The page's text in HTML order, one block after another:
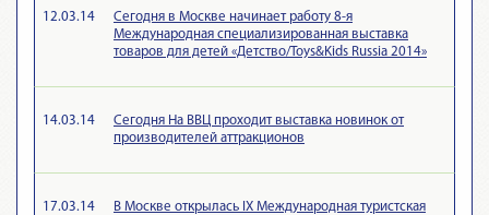
12.03.14
Сегодня в Москве начинает работу 8-я
Международная специализированная выставка
товаров для детей «Детство/Toys&Kids Russia 2014»
14.03.14
Сегодня На ВВЦ проходит выставка новинок от
производителей аттракционов
17.03.14
В Москве открылась IX Международная туристская